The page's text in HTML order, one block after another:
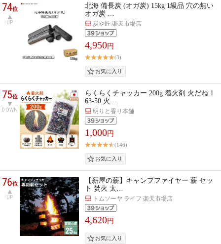
74位
UP
北海 備長炭 (オガ炭) 15kg 1級品 穴の無い
オガ炭 …
炭や匠 楽天市場店
4,950円
(3)
75位
DOWN
らくらくチャッカー 200g 着火剤 火だね 1
63-50 火…
明りと香り本舗
1,000円
(146)
76位
UP
【薪屋の薪】キャンプファイヤー 薪 セッ
ト 焚火 太…
トムソーヤ ライフ 楽天市場店
4,620円